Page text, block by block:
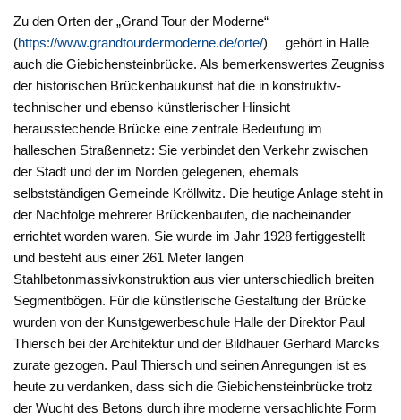
Zu den Orten der „Grand Tour der Moderne“
(https://www.grandtourdermoderne.de/orte/) gehört in Halle
auch die Giebichensteinbrücke. Als bemerkenswertes Zeugniss
der historischen Brückenbaukunst hat die in konstruktiv-
technischer und ebenso künstlerischer Hinsicht
herausstechende Brücke eine zentrale Bedeutung im
halleschen Straßennetz: Sie verbindet den Verkehr zwischen
der Stadt und der im Norden gelegenen, ehemals
selbstständigen Gemeinde Kröllwitz. Die heutige Anlage steht in
der Nachfolge mehrerer Brückenbauten, die nacheinander
errichtet worden waren. Sie wurde im Jahr 1928 fertiggestellt
und besteht aus einer 261 Meter langen
Stahlbetonmassivkonstruktion aus vier unterschiedlich breiten
Segmentbögen. Für die künstlerische Gestaltung der Brücke
wurden von der Kunstgewerbeschule Halle der Direktor Paul
Thiersch bei der Architektur und der Bildhauer Gerhard Marcks
zurate gezogen. Paul Thiersch und seinen Anregungen ist es
heute zu verdanken, dass sich die Giebichensteinbrücke trotz
der Wucht des Betons durch ihre moderne versachlichte Form